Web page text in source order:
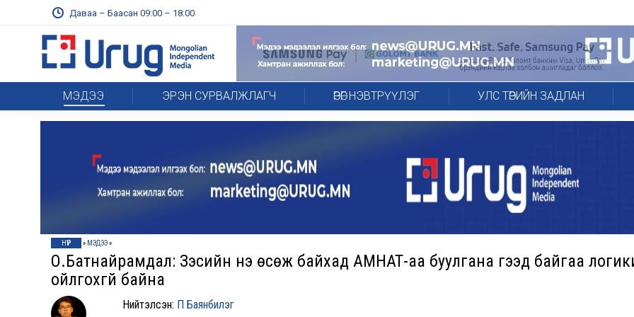
Даваа – Баасан 09:00 – 18:00
МЭДЭЭ ЭРЭН СУРВАЛЖЛАГЧ ӨРӨГ НЭВТРҮҮЛЭГ УЛС ТӨРИЙН ЗАДЛАН
НҮҮР » МЭДЭЭ»
О.Батнайрамдал: Зэсийн үнэ өсөж байхад АМНАТ-аа буулгана гээд байгаа
ойлгохгүй байна
Нийтэлсэн: П Баянбилэг